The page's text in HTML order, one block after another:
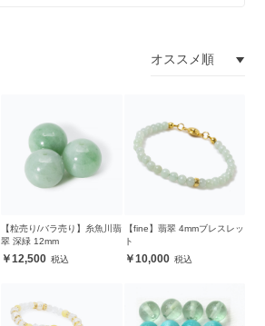
【粒売り/バラ売り】糸魚川翡
翠 深緑 12mm
12,500
【fine】翡翠 4mmブレスレッ
ト
10,000